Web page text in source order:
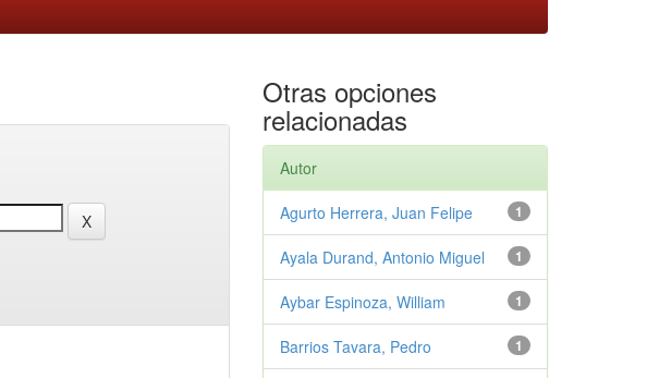
Otras opciones
relacionadas
Autor
1
Agurto Herrera, Juan Felipe
1
Ayala Durand, Antonio Miguel
1
Aybar Espinoza, William
1
Barrios Tavara, Pedro